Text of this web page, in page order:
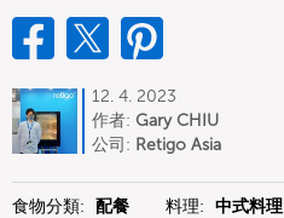
12. 4. 2023
作者: Gary CHIU
公司: Retigo Asia
食物分類: 配餐 料理: 中式料理